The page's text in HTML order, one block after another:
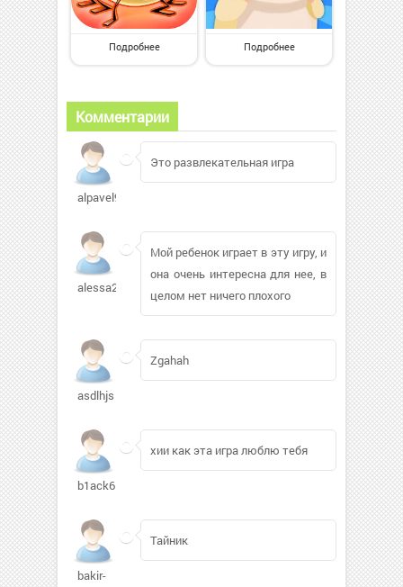
Подробнее Подробнее
Комментарии
alpavel919
Это развлекательная игра
alessa224
Мой ребенок играет в эту игру, и
она очень интересна для нее, в
целом нет ничего плохого
asdlhjs
Zgahah
b1ack611
хии как эта игра люблю тебя
bakir-
Тайник